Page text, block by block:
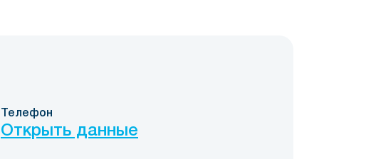
Телефон
Открыть данные